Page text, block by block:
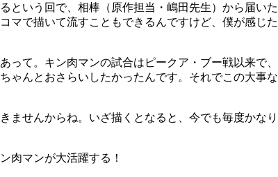
という回で、相棒（原作担当・嶋田先生）から届
マで描いて流すこともできるんですけど、僕が感じ
って。キン肉マンの試合はピークア・ブー戦以来で
ゃんとおさらいしたかったんです。それでこの大事
ませんからね。いざ描くとなると、今でも毎度かな
肉マンが大活躍する！